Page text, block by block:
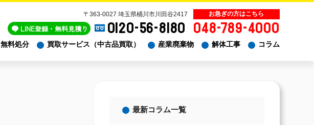
無料処分 買取サービス（中古品買取） 産業廃棄物 解体工事 コラム
0120-56-8180 048-789-4000
LINE登録・無料見積り
〒363-0027 埼玉県桶川市川田谷2417
最新コラム一覧